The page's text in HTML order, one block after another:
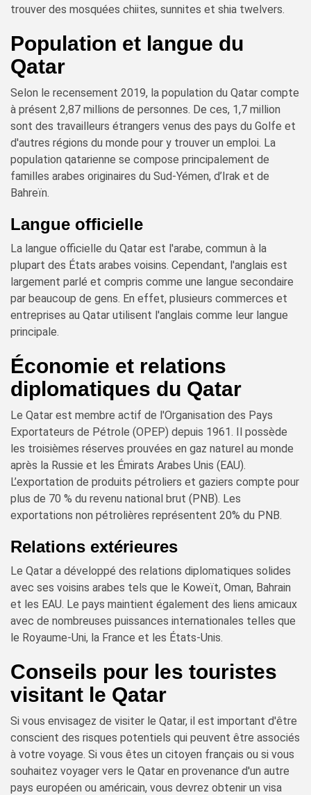
trouver des mosquées chiites, sunnites et shia twelvers.
Population et langue du
Qatar
Selon le recensement 2019, la population du Qatar compte
à présent 2,87 millions de personnes. De ces, 1,7 million
sont des travailleurs étrangers venus des pays du Golfe et
d'autres régions du monde pour y trouver un emploi. La
population qatarienne se compose principalement de
familles arabes originaires du Sud-Yémen, d’Irak et de
Bahreïn.
Langue officielle
La langue officielle du Qatar est l'arabe, commun à la
plupart des États arabes voisins. Cependant, l'anglais est
largement parlé et compris comme une langue secondaire
par beaucoup de gens. En effet, plusieurs commerces et
entreprises au Qatar utilisent l'anglais comme leur langue
principale.
Économie et relations
diplomatiques du Qatar
Le Qatar est membre actif de l'Organisation des Pays
Exportateurs de Pétrole (OPEP) depuis 1961. Il possède
les troisièmes réserves prouvées en gaz naturel au monde
après la Russie et les Émirats Arabes Unis (EAU).
L’exportation de produits pétroliers et gaziers compte pour
plus de 70 % du revenu national brut (PNB). Les
exportations non pétrolières représentent 20% du PNB.
Relations extérieures
Le Qatar a développé des relations diplomatiques solides
avec ses voisins arabes tels que le Koweït, Oman, Bahrain
et les EAU. Le pays maintient également des liens amicaux
avec de nombreuses puissances internationales telles que
le Royaume-Uni, la France et les États-Unis.
Conseils pour les touristes
visitant le Qatar
Si vous envisagez de visiter le Qatar, il est important d'être
conscient des risques potentiels qui peuvent être associés
à votre voyage. Si vous êtes un citoyen français ou si vous
souhaitez voyager vers le Qatar en provenance d'un autre
pays européen ou américain, vous devrez obtenir un visa